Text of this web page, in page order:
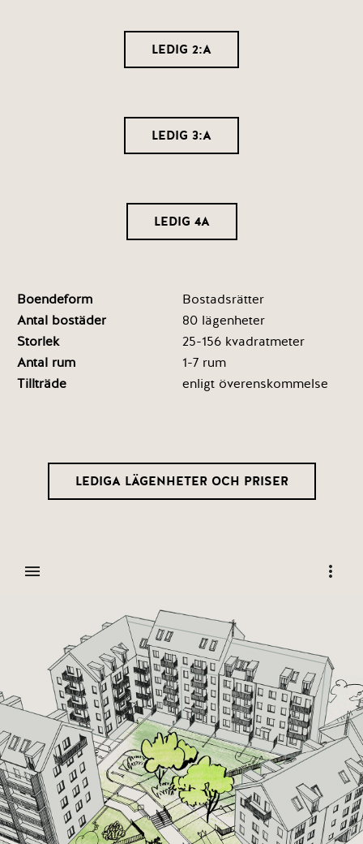
LEDIG 2:A
LEDIG 3:A
LEDIG 4A
Boendeform
Bostadsrätter
Antal bostäder
80 lägenheter
Storlek
25-156 kvadratmeter
Antal rum
1-7 rum
Tillträde
enligt överenskommelse
LEDIGA LÄGENHETER OCH PRISER